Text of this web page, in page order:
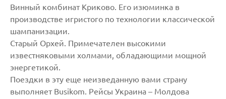
Винный комбинат Криково. Его изюминка в
производстве игристого по технологии классической
шампанизации.
Старый Орхей. Примечателен высокими
известняковыми холмами, обладающими мощной
энергетикой.
Поездки в эту еще неизведанную вами страну
выполняет Busikom. Рейсы Украина – Молдова